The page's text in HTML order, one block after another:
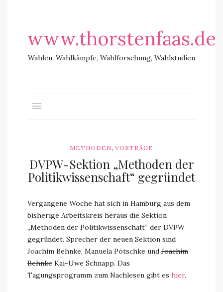
www.thorstenfaas.de
Wahlen, Wahlkämpfe, Wahlforschung, Wahlstudien
METHODEN, VORTRÄGE
DVPW-Sektion „Methoden der
Politikwissenschaft“ gegründet
Vergangene Woche hat sich in Hamburg aus dem
bisherige Arbeitskreis heraus die Sektion
„Methoden der Politikwissenschaft“ der DVPW
gegründet. Sprecher der neuen Sektion sind
Joachim Behnke, Manuela Pötschke und Joachim
Behnke Kai-Uwe Schnapp. Das
Tagungsprogramm zum Nachlesen gibt es hier.